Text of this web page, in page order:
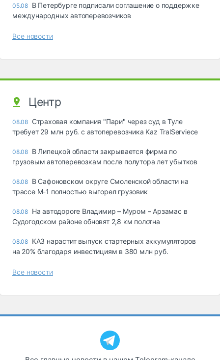
05.08 В Петербурге подписали соглашение о поддержке
международных автоперевозчиков
Все новости
Центр
08.08 Страховая компания "Пари" через суд в Туле
требует 29 млн руб. с автоперевозчика Kaz TralServiece
08.08 В Липецкой области закрывается фирма по
грузовым автоперевозкам после полутора лет убытков
08.08 В Сафоновском округе Смоленской области на
трассе М-1 полностью выгорел грузовик
08.08 На автодороге Владимир – Муром – Арзамас в
Судогодском районе обновят 2,8 км полотна
08.08 КАЗ нарастит выпуск стартерных аккумуляторов
на 20% благодаря инвестициям в 380 млн руб.
Все новости